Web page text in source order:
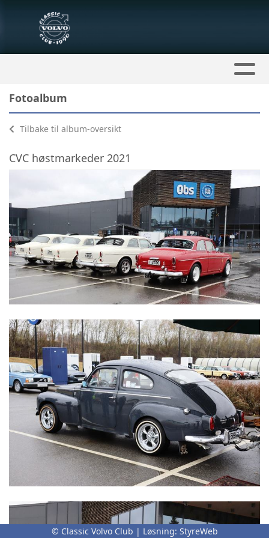
Fotoalbum
Tilbake til album-oversikt
CVC høstmarkeder 2021
© Classic Volvo Club | Løsning: StyreWeb